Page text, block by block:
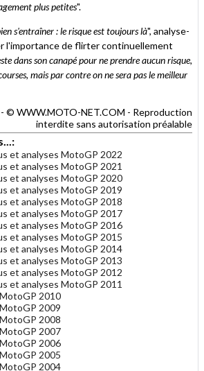
plus petites".
s'entraîner : le risque est toujours là", analyse-
l'importance de flirter continuellement
dans son canapé pour ne prendre aucun risque,
mais par contre on ne sera pas le meilleur
© WWW.MOTO-NET.COM - Reproduction
interdite sans autorisation préalable
et analyses MotoGP 2022
et analyses MotoGP 2021
et analyses MotoGP 2020
et analyses MotoGP 2019
et analyses MotoGP 2018
et analyses MotoGP 2017
et analyses MotoGP 2016
et analyses MotoGP 2015
et analyses MotoGP 2014
et analyses MotoGP 2013
et analyses MotoGP 2012
et analyses MotoGP 2011
2010
2009
2008
2007
2006
2005
2004